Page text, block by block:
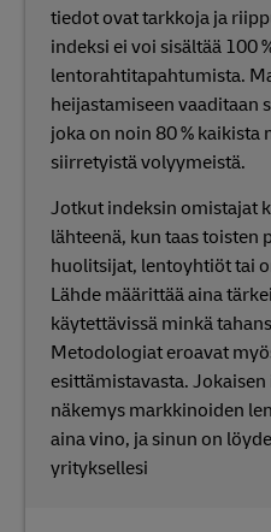
tiedot ovat tarkkoja ja
indeksi ei voi sisältää 100
lentorahtitapahtumista.
heijastamiseen vaaditaan
joka on noin 80 % kaikista
siirretyistä volyymeistä.
Jotkut indeksin omistajat
lähteenä, kun taas toisten
huolitsijat, lentoyhtiöt tai
Lähde määrittää aina
käytettävissä minkä
Metodologiat eroavat
esittämistavasta.
näkemys markkinoiden
aina vino, ja sinun on
yrityksellesi